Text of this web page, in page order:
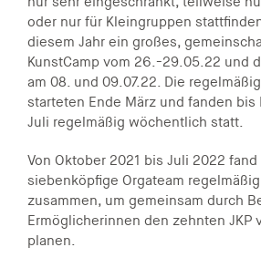
oder nur für Kleingruppen
diesem Jahr ein großes,
KunstCamp vom 26.-29.05.22 und
am 08. und 09.07.22. Die
starteten Ende März und fanden bis
Juli regelmäßig wöchentlich statt.
Von Oktober 2021 bis Juli 2022
siebenköpfige Orgateam
zusammen, um gemeinsam durch
Ermöglicherinnen den zehnten JKP
planen.